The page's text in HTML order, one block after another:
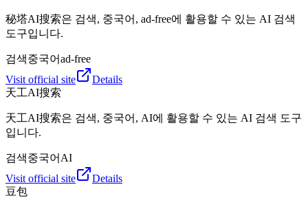
秘塔AI搜索은 검색, 중국어, ad-free에 활용할 수 있는 AI 검색
도구입니다.
검색중국어ad-free
Visit official site
Details
天工AI搜索
天工AI搜索은 검색, 중국어, AI에 활용할 수 있는 AI 검색 도구
입니다.
검색중국어 AI
Visit official site
Details
豆包